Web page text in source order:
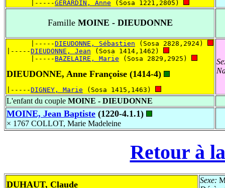
      |-----
GERARDIN, Anne (Sosa 1221,2805)
FamilleMOINE - DIEUDONNE
      |-----
DIEUDONNE, Sébastien (Sosa 2828,2924)
|-----DIEUDONNE, Jean (Sosa 1414,1462)
      |-----
BAZELAIRE, Marie (Sosa 2829,2925)
DIEUDONNE, Anne Françoise (1414-4)
|-----DIGNEY, Marie (Sosa 1415,1463)
L'enfant du couple MOINE - DIEUDONNE
MOINE, Jean Baptiste (1220-4.1.1)
× 1767 COLLOT, Marie Madeleine
Retour à
DUHAUT, Claude Sexe: